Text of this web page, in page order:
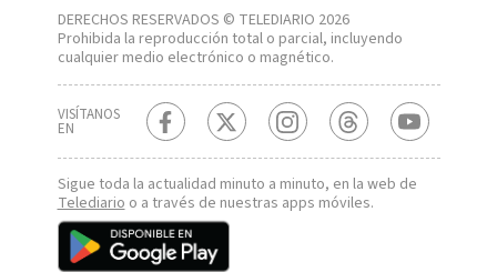
DERECHOS RESERVADOS © TELEDIARIO 2026
Prohibida la reproducción total o parcial, incluyendo
cualquier medio electrónico o magnético.
VISÍTANOS
EN
Sigue toda la actualidad minuto a minuto, en la web de
Telediarioo a través de nuestras apps móviles.